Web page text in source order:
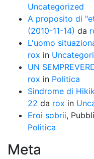
Uncategorized
A proposito di
(2010-11-14) da
L'uomo
rox in
UN
rox in Politica
Sindrome di
22 da rox in
Eroi sobrii,
Politica
Meta